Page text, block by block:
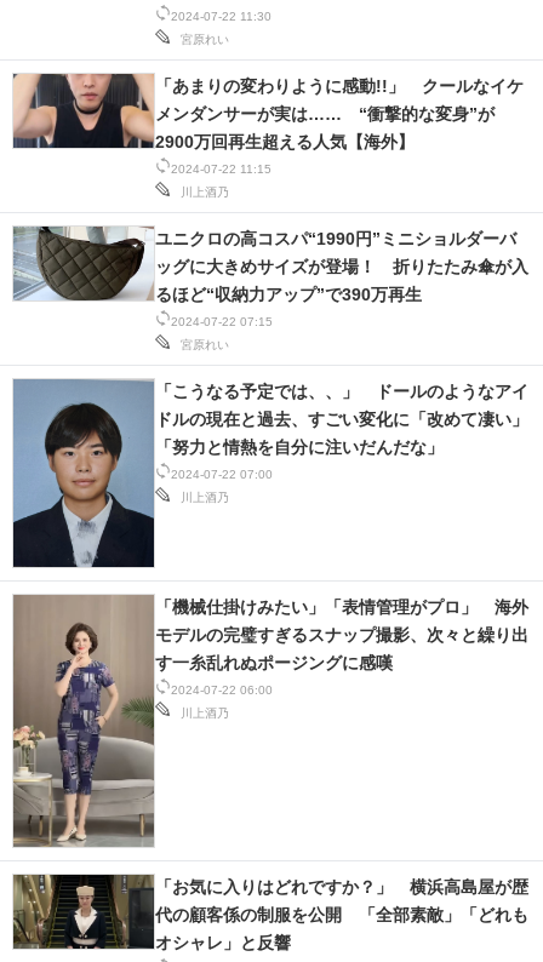
2024-07-22 11:30
宮原れい
2024-07-22 11:15
川上酒乃
「あまりの変わりように感動!!」 クールなイケ
メンダンサーが実は…… “衝撃的な変身”が
2900万回再生超える人気【海外】
2024-07-22 07:15
宮原れい
ユニクロの高コスパ“1990円”ミニショルダーバ
ッグに大きめサイズが登場！ 折りたたみ傘が入
るほど“収納力アップ”で390万再生
2024-07-22 07:00
川上酒乃
「こうなる予定では、、」 ドールのようなアイ
ドルの現在と過去、すごい変化に「改めて凄い」
「努力と情熱を自分に注いだんだな」
2024-07-22 06:00
川上酒乃
「機械仕掛けみたい」「表情管理がプロ」 海外
モデルの完璧すぎるスナップ撮影、次々と繰り出
す一糸乱れぬポージングに感嘆
「お気に入りはどれですか？」 横浜高島屋が歴
代の顧客係の制服を公開 「全部素敵」「どれも
オシャレ」と反響